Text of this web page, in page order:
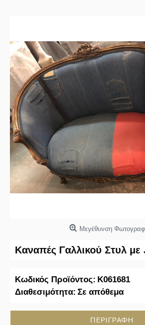
Μεγέθυνση
Καναπές Γαλλικού Στυλ με
Κωδικός Προϊόντος: K061681
Διαθεσιμότητα: Σε απόθεμα
ΠΕΡΙΓΡΑΦΉ